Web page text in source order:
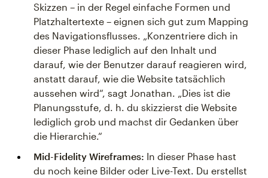
Skizzen – in der Regel einfache Formen und
Platzhaltertexte – eignen sich gut zum Mapping
des Navigationsflusses. „Konzentriere dich in
dieser Phase lediglich auf den Inhalt und
darauf, wie der Benutzer darauf reagieren wird,
anstatt darauf, wie die Website tatsächlich
aussehen wird“, sagt Jonathan. „Dies ist die
Planungsstufe, d. h. du skizzierst die Website
lediglich grob und machst dir Gedanken über
die Hierarchie.“
Mid-Fidelity Wireframes: In dieser Phase hast
du noch keine Bilder oder Live-Text. Du erstellst